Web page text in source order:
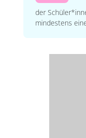
der
mindestens